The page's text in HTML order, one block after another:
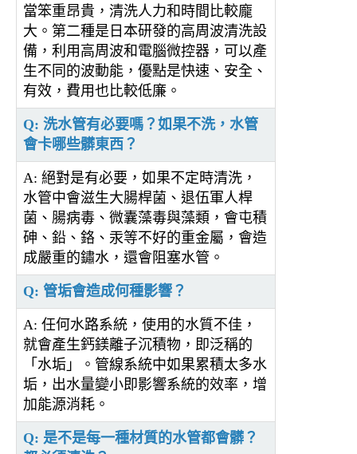
當笨重昂貴，清洗人力和時間比較龐
大。第二種是日本研發的高周波清洗設
備，利用高周波和電腦微控器，可以產
生不同的波動能，優點是快速、安全、
有效，費用也比較低廉。
Q: 洗水管有必要嗎？如果不洗，水管
會卡哪些髒東西？
A: 絕對是有必要，如果不定時清洗，
水管中會滋生大腸桿菌、退伍軍人桿
菌、腸病毒、微囊藻毒與藻類，會屯積
砷、鉛、鉻、汞等不好的重金屬，會造
成嚴重的鏽水，還會阻塞水管。
Q: 管垢會造成何種影響？
A: 任何水路系統，使用的水質不佳，
就會產生鈣鎂離子沉積物，即泛稱的
「水垢」。管線系統中如果累積太多水
垢，出水量變小即影響系統的效率，增
加能源消耗。
Q: 是不是每一種材質的水管都會髒？